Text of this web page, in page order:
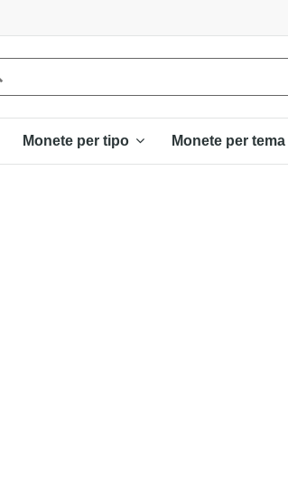
Monete per tipo Monete per tema